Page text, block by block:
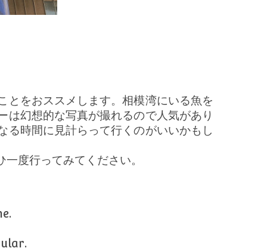
とをおススメします。相模湾にいる魚を
幻想的な写真が撮れるので人気があり
る時間に見計らって行くのがいいかもし
度行ってみてください。